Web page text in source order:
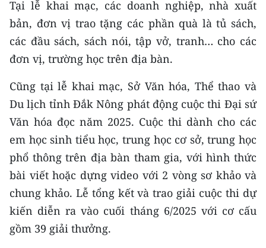
CHUYÊN ĐỀ
CÁC CHUYÊN TRANG
VỀ BÁO NHÂN DÂN
THỜI NAY
NHÂN DÂN CUỐI TUẦN
NHÂN DÂN HẰNG THÁNG
MUA BÁO
ĐỌC BÁO IN
Tại lễ khai mạc, các doanh nghiệp, nhà xuất
bản, đơn vị trao tặng các phần quà là tủ sách,
các đầu sách, sách nói, tập vở, tranh… cho các
đơn vị, trường học trên địa bàn.
Cũng tại lễ khai mạc, Sở Văn hóa, Thể thao và
Du lịch tỉnh Đắk Nông phát động cuộc thi Đại sứ
Văn hóa đọc năm 2025. Cuộc thi dành cho các
em học sinh tiểu học, trung học cơ sở, trung học
phổ thông trên địa bàn tham gia, với hình thức
bài viết hoặc dựng video với 2 vòng sơ khảo và
chung khảo. Lễ tổng kết và trao giải cuộc thi dự
kiến diễn ra vào cuối tháng 6/2025 với cơ cấu
gồm 39 giải thưởng.